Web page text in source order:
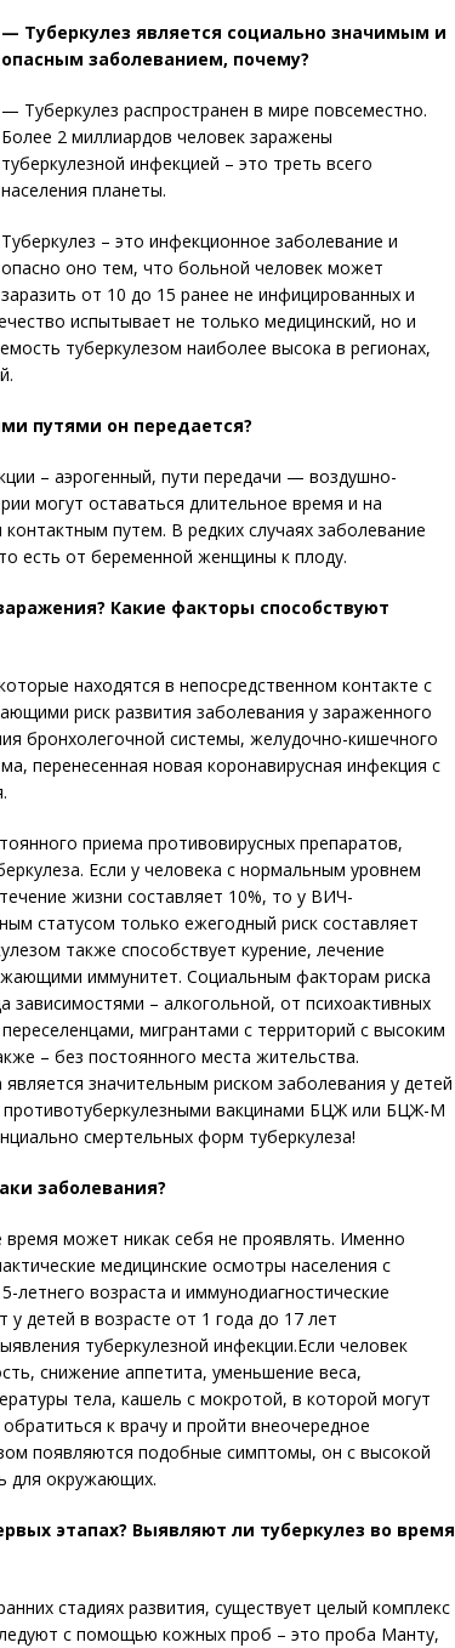
— Туберкулез является социально значимым и
опасным заболеванием, почему?
— Туберкулез распространен в мире повсеместно.
Более 2 миллиардов человек заражены
туберкулезной инфекцией – это треть всего
населения планеты.
Туберкулез – это инфекционное заболевание и
опасно оно тем, что больной человек может
заразить от 10 до 15 ранее не инфицированных и
испытывает не только медицинский, но и
туберкулезом наиболее высока в регионах,
путями он передается?
– аэрогенный, пути передачи — воздушно-
могут оставаться длительное время и на
путем. В редких случаях заболевание
есть от беременной женщины к плоду.
Какие факторы способствуют
находятся в непосредственном контакте с
риск развития заболевания у зараженного
бронхолегочной системы, желудочно-кишечного
перенесенная новая коронавирусная инфекция с
приема противовирусных препаратов,
Если у человека с нормальным уровнем
жизни составляет 10%, то у ВИЧ-
статусом только ежегодный риск составляет
также способствует курение, лечение
иммунитет. Социальным факторам риска
– алкогольной, от психоактивных
мигрантами с территорий с высоким
– без постоянного места жительства.
значительным риском заболевания у детей
противотуберкулезными вакцинами БЦЖ или БЦЖ-М
смертельных форм туберкулеза!
заболевания?
может никак себя не проявлять. Именно
медицинские осмотры населения с
возраста и иммунодиагностические
детей в возрасте от 1 года до 17 лет
туберкулезной инфекции.Если человек
снижение аппетита, уменьшение веса,
тела, кашель с мокротой, в которой могут
к врачу и пройти внеочередное
появляются подобные симптомы, он с высокой
для окружающих.
этапах? Выявляют ли туберкулез во время
стадиях развития, существует целый комплекс
с помощью кожных проб – это проба Манту,